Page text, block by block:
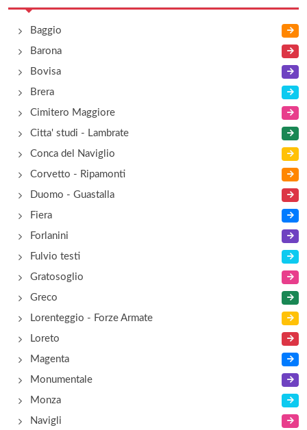
Baggio
Barona
Bovisa
Brera
Cimitero Maggiore
Citta' studi - Lambrate
Conca del Naviglio
Corvetto - Ripamonti
Duomo - Guastalla
Fiera
Forlanini
Fulvio testi
Gratosoglio
Greco
Lorenteggio - Forze Armate
Loreto
Magenta
Monumentale
Monza
Navigli